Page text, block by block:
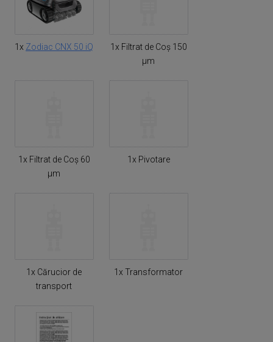
1x Zodiac CNX 50 iQ
1x Filtrat de Coș 150
µm
1x Filtrat de Coș 60
µm
1x Pivotare
1x Cărucior de
transport
1x Transformator